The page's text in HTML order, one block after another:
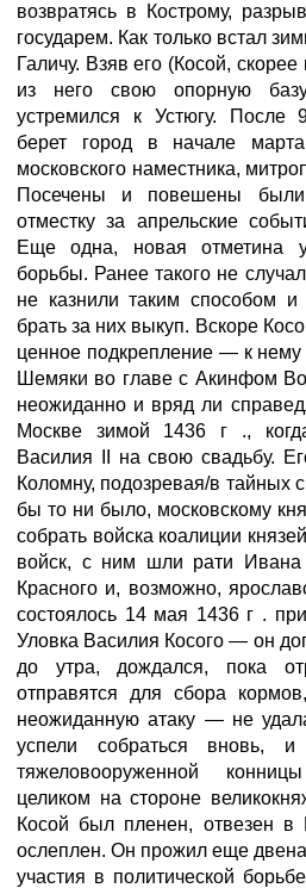
возвратясь в Кострому,
государем. Как только встал
Галичу. Взяв его (Косой,
из него свою опорную
устремился к Устюгу. После
берет город в начале
московского наместника,
Посечены и повешены
отместку за апрельские
Еще одна, новая отметина
борьбы. Ранее такого не
не казнили таким способом
брать за них выкуп. Вскоре
ценное подкрепление — к
Шемяки во главе с Акинфом
неожиданно и вряд ли
Москве зимой 1436 г .,
Василия II на свою свадьбу.
Коломну, подозревая/в тайных
бы то ни было, московскому
собрать войска коалиции
войск, с ним шли рати Ивана
Красного и, возможно,
состоялось 14 мая 1436 г .
Уловка Василия Косого — он
до утра, дождался, пока
отправятся для сбора
неожиданную атаку — не
успели собраться вновь,
тяжеловооруженной
целиком на стороне
Косой был пленен, отвезен
ослеплен. Он прожил еще
участия в политической